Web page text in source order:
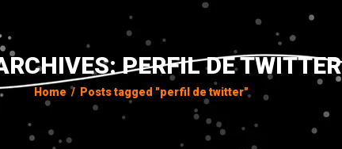
PERFIL DE TWITTER
Home / Posts tagged "perfil de twitter"